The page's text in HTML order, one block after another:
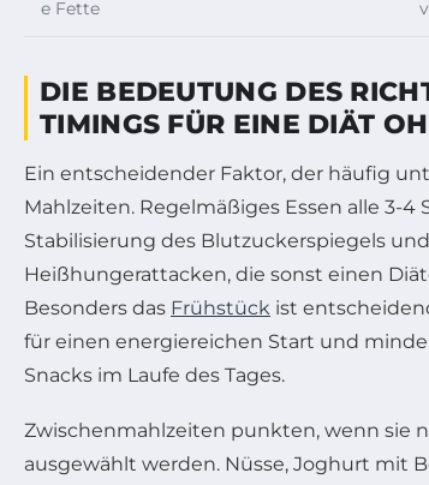
e Fette
DIE BEDEUTUNG DES
TIMINGS FÜR EINE DIÄT
Ein entscheidender Faktor, der häufig
Mahlzeiten. Regelmäßiges Essen alle 3-
Stabilisierung des Blutzuckerspiegels
Heißhungerattacken, die sonst einen
Besonders das Frühstück ist
für einen energiereichen Start und
Snacks im Laufe des Tages.
Zwischenmahlzeiten punkten, wenn sie
ausgewählt werden. Nüsse, Joghurt mit